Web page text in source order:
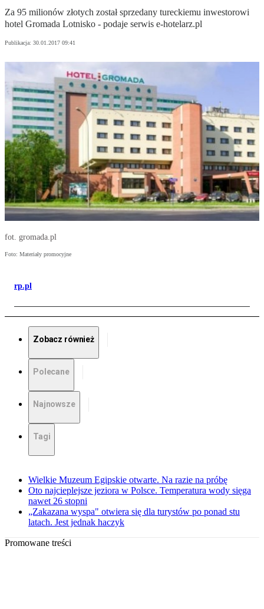
Za 95 milionów złotych został sprzedany tureckiemu inwestorowi
hotel Gromada Lotnisko - podaje serwis e-hotelarz.pl
Publikacja: 30.01.2017 09:41
fot. gromada.pl
Foto: Materiały promocyjne
rp.pl
Zobacz również
Polecane
Najnowsze
Tagi
Wielkie Muzeum Egipskie otwarte. Na razie na próbę
Oto najcieplejsze jeziora w Polsce. Temperatura wody sięga
nawet 26 stopni
„Zakazana wyspa" otwiera się dla turystów po ponad stu
latach. Jest jednak haczyk
Promowane treści